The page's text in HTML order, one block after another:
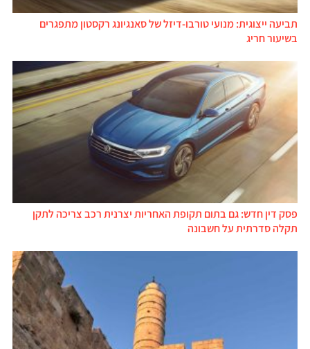
תביעה ייצוגית: מנועי טורבו-דיזל של סאנגיונג רקסטון מתפגרים
בשיעור חריג
פסק דין חדש: גם בתום תקופת האחריות יצרנית רכב צריכה לתקן
תקלה סדרתית על חשבונה